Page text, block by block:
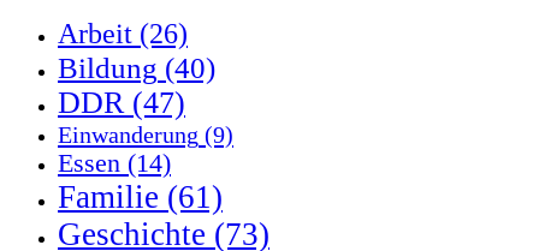
Arbeit (26)
Bildung (40)
DDR(47)
Einwanderung (9)
Essen (14)
Familie (61)
Geschichte (73)